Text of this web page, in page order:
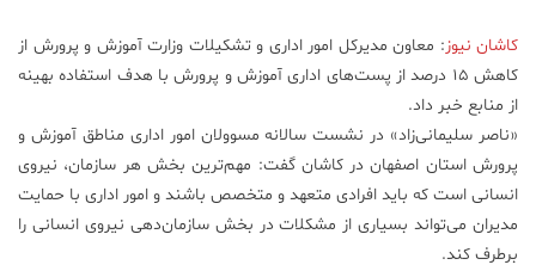
محیط
زیست
علم
فناوری
کاشان نیوز : معاون مدیرکل امور اداری و تشکیلات وزارت آموزش و پرورش از
کاهش ۱۵ درصد از پست‌های اداری آموزش و پرورش با هدف استفاده بهینه
از منابع خبر داد.
«ناصر سلیمانی‌‌زاد» در نشست سالانه مسوولان امور اداری مناطق آموزش و
پرورش استان اصفهان در کاشان گفت: مهم‌ترین بخش هر سازمان، نیروی
انسانی است که باید افرادی متعهد و متخصص باشند و امور اداری با حمایت
مدیران می‌تواند بسیاری از مشکلات در بخش سازمان‌دهی نیروی انسانی را
برطرف کند.